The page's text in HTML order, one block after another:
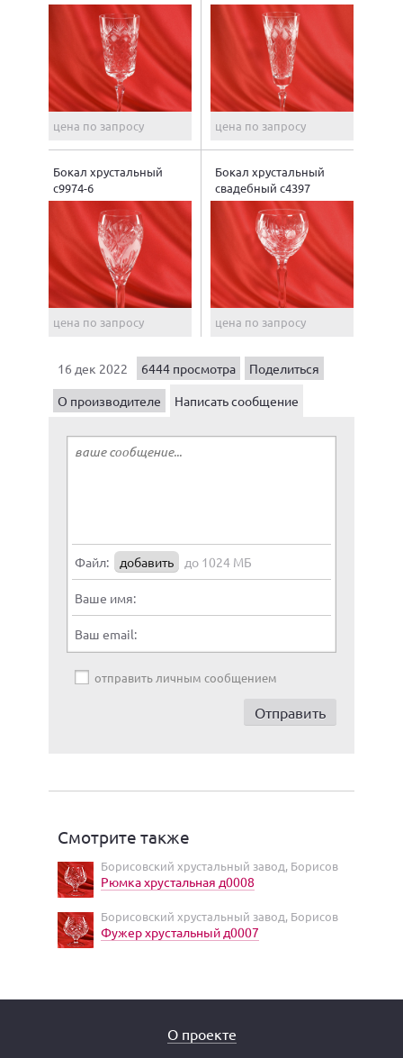
цена по запросу цена по запросу
Бокал хрустальный
с9974-6
цена по запросу
Бокал хрустальный
свадебный с4397
цена по запросу
16 дек 2022 6444 просмотра
Поделиться
О производителе
Написать сообщение
Файл: добавить до 1024 МБ
Ваше имя:
Ваш email:
отправить личным сообщением
Смотрите также
Борисовский хрустальный завод, Борисов
Рюмка хрустальная д0008
Борисовский хрустальный завод, Борисов
Фужер хрустальный д0007
О проекте